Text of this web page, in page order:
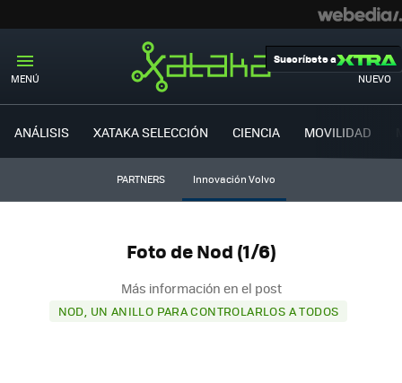
MENÚ NUEVO
Suscríbete a
ANÁLISIS XATAKA SELECCIÓN CIENCIA MOVILIDAD
PARTNERS Innovación Volvo
Foto de Nod (1/6)
Más información en el post
NOD, UN ANILLO PARA CONTROLARLOS A TODOS